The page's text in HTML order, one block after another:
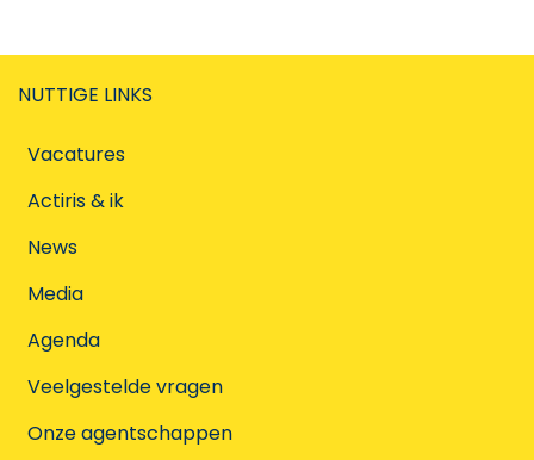
NUTTIGE LINKS
Vacatures
Actiris & ik
News
Media
Agenda
Veelgestelde vragen
Onze agentschappen